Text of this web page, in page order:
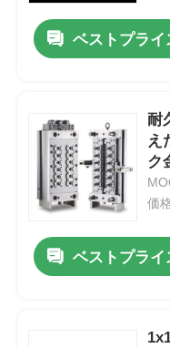
ベストプライ
耐
え
ク
価
ベストプライ